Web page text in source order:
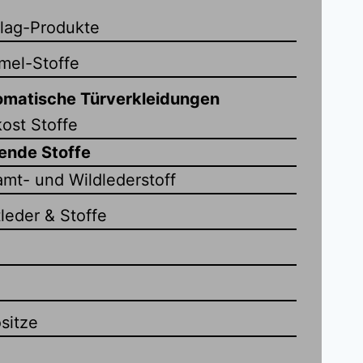
Produkte
Stoffe
Türverkleidungen
Stoffe
Stoffe
und Wildlederstoff
& Stoffe